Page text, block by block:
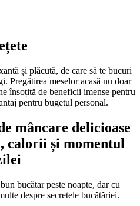
și plăcută, de care să te bucuri
Pregătirea meselor acasă nu doar
însoțită de beneficii imense pentru
pentru bugetul personal.
mâncare delicioase
calorii și momentul
bucătar peste noapte, dar cu
despre secretele bucătăriei.